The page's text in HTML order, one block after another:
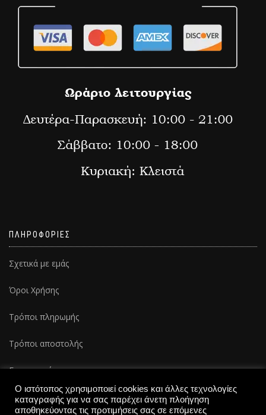
ΠΛΗΡΟΦΟΡΙΕΣ
Σχετικά με εμάς
Όροι Χρήσης
Τρόποι πληρωμής
Τρόποι αποστολής
Επικοινωνία
Ο ιστότοπος χρησιμοποιεί cookies και άλλες τεχνολογίες
καταγραφής για να σας παρέχει άνετη πλοήγηση
αποθηκεύοντας τις προτιμήσεις σας σε επόμενες